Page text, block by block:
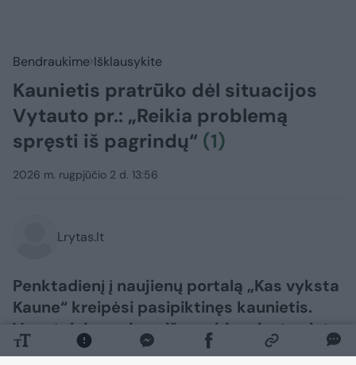
Bendraukime Išklausykite
Kaunietis pratrūko dėl situacijos
Vytauto pr.: „Reikia problemą
spręsti iš pagrindų“ (1)
2026 m. rugpjūčio 2 d. 13:56
Lrytas.lt
Penktadienį į naujienų portalą „Kas vyksta
Kaune“ kreipėsi pasipiktinęs kaunietis.
Vyro teigimu, viena iš svarbių miesto vietų
– Vytauto prospektas bei teritorija aplink